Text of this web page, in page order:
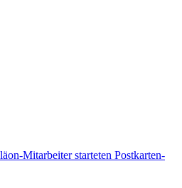
Mitarbeiter starteten Postkarten-